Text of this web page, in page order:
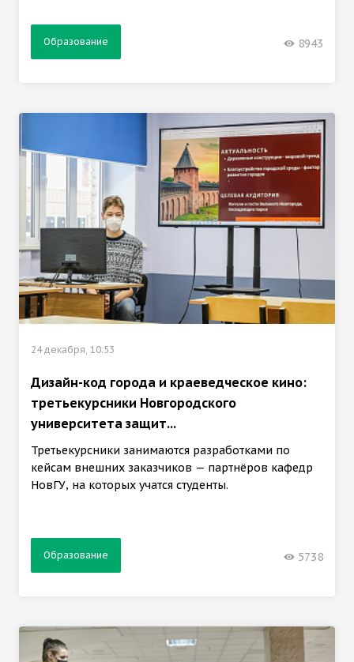
Образование 8943
24 декабря, 10:53
Дизайн-код города и краеведческое кино:
третьекурсники Новгородского
университета защит...
Третьекурсники занимаются разработками по
кейсам внешних заказчиков — партнёров кафедр
НовГУ, на которых учатся студенты.
Образование 5738